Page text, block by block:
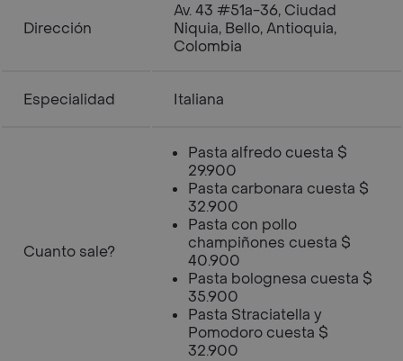
Dirección
Av. 43 #51a-36, Ciudad
Niquia, Bello, Antioquia,
Colombia
Especialidad Italiana
Cuanto sale?
Pasta alfredo cuesta $
29.900
Pasta carbonara cuesta $
32.900
Pasta con pollo
champiñones cuesta $
40.900
Pasta bolognesa cuesta $
35.900
Pasta Straciatella y
Pomodoro cuesta $
32.900